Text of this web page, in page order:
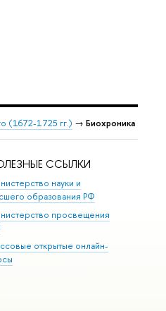
(1672-1725 гг.) → Биохроника
ССЫЛКИ
науки и
образования РФ
просвещения
открытые онлайн-